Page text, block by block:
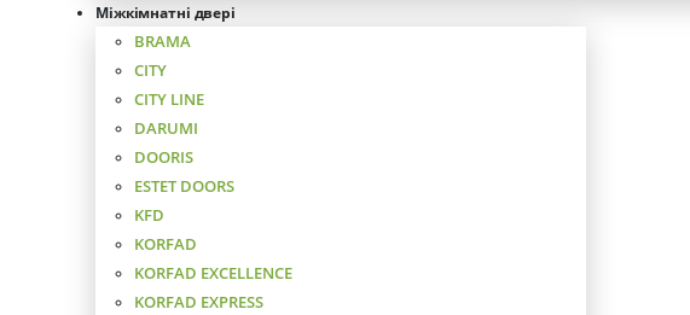
Міжкімнатні двері
BRAMA
CITY
CITY LINE
DARUMI
DOORIS
ESTET DOORS
KFD
KORFAD
KORFAD EXCELLENCE
KORFAD EXPRESS